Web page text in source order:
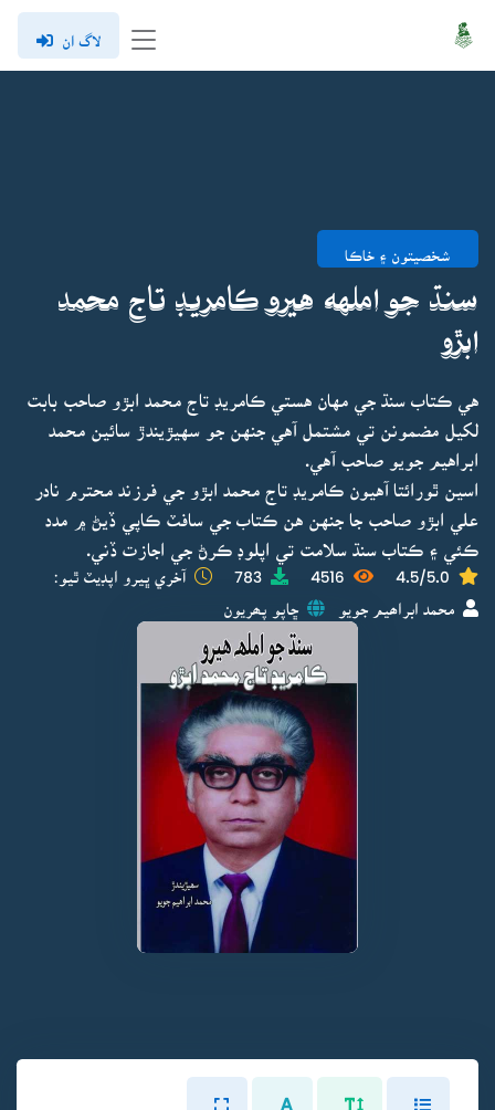
لاگ ان
شخصيتون ۽ خاڪا
سنڌ جو املهه هيرو ڪامريڊ تاج محمد
ابڙو
هي ڪتاب سنڌ جي مهان هستي ڪامريڊ تاج محمد ابڙو صاحب بابت
لکيل مضمونن تي مشتمل آهي جنهن جو سهيڙيندڙ سائين محمد
ابراهيم جويو صاحب آهي.
اسين ٿورائتا آهيون ڪامريڊ تاج محمد ابڙو جي فرزند محترم نادر
علي ابڙو صاحب جا جنهن هن ڪتاب جي سافٽ ڪاپي ڏيڻ ۾ مدد
ڪئي ۽ ڪتاب سنڌ سلامت تي اپلوڊ ڪرڻ جي اجازت ڏني.
4.5/5.0
4516
783 آخري ڀيرو اپڊيٽ ٿيو:
محمد ابراھيم جويو ڇاپو پھريون